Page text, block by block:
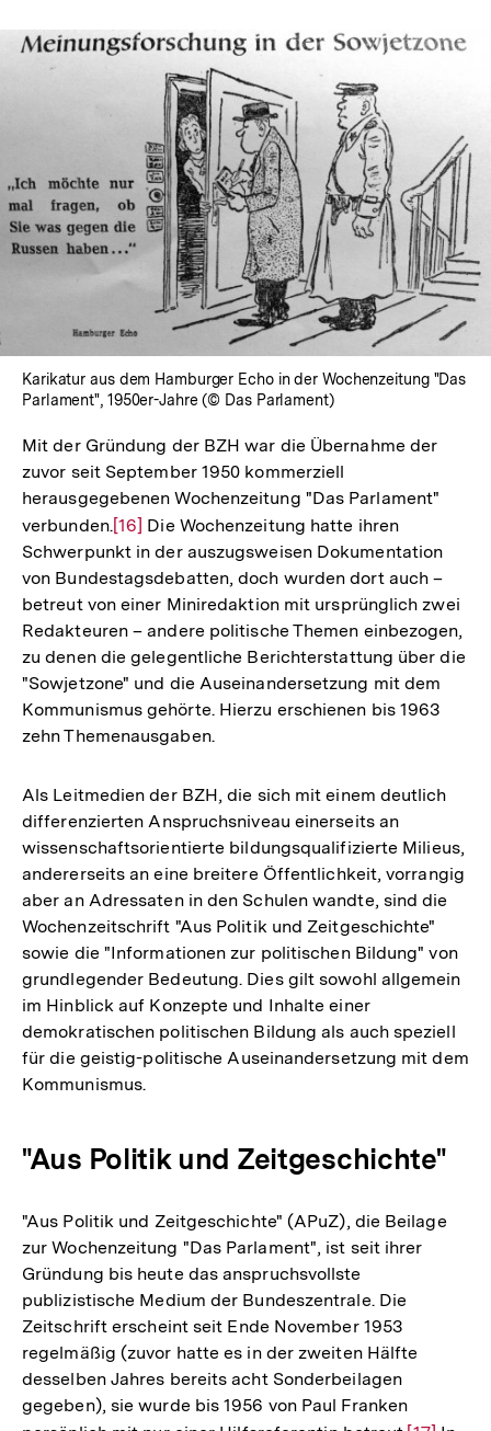
In
Lightbox
öffnen
Karikatur aus dem Hamburger Echo in der Wochenzeitung "Das
Parlament", 1950er-Jahre (© Das Parlament)
Mit der Gründung der BZH war die Übernahme der
zuvor seit September 1950 kommerziell
herausgegebenen Wochenzeitung "Das Parlament"
verbunden.Zur
Auflösung
der
Fußnote
[16] Die Wochenzeitung hatte ihren
Schwerpunkt in der auszugsweisen Dokumentation
von Bundestagsdebatten, doch wurden dort auch –
betreut von einer Miniredaktion mit ursprünglich zwei
Redakteuren – andere politische Themen einbezogen,
zu denen die gelegentliche Berichterstattung über die
"Sowjetzone" und die Auseinandersetzung mit dem
Kommunismus gehörte. Hierzu erschienen bis 1963
zehn Themenausgaben.
Als Leitmedien der BZH, die sich mit einem deutlich
differenzierten Anspruchsniveau einerseits an
wissenschaftsorientierte bildungsqualifizierte Milieus,
andererseits an eine breitere Öffentlichkeit, vorrangig
aber an Adressaten in den Schulen wandte, sind die
Wochenzeitschrift "Aus Politik und Zeitgeschichte"
sowie die "Informationen zur politischen Bildung" von
grundlegender Bedeutung. Dies gilt sowohl allgemein
im Hinblick auf Konzepte und Inhalte einer
demokratischen politischen Bildung als auch speziell
für die geistig-politische Auseinandersetzung mit dem
Kommunismus.
"Aus Politik und Zeitgeschichte"
"Aus Politik und Zeitgeschichte" (APuZ), die Beilage
zur Wochenzeitung "Das Parlament", ist seit ihrer
Gründung bis heute das anspruchsvollste
publizistische Medium der Bundeszentrale. Die
Zeitschrift erscheint seit Ende November 1953
regelmäßig (zuvor hatte es in der zweiten Hälfte
desselben Jahres bereits acht Sonderbeilagen
gegeben), sie wurde bis 1956 von Paul Franken